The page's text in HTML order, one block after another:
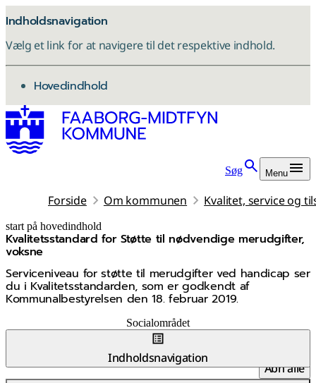
Indholdsnavigation
Vælg et link for at navigere til det respektive indhold.
gå til
Hovedindhold
Søg Menu
Forside Om kommunen Kvalitet, service og
start på hovedindhold
Kvalitetsstandard for Støtte til nødvendige merudgifter,
voksne
Serviceniveau for støtte til merudgifter ved handicap ser
du i Kvalitetsstandarden, som er godkendt af
Kommunalbestyrelsen den 18. februar 2019.
senest opdateret 12. marts 2026
Socialområdet
Indholdsnavigation
Åbn alle